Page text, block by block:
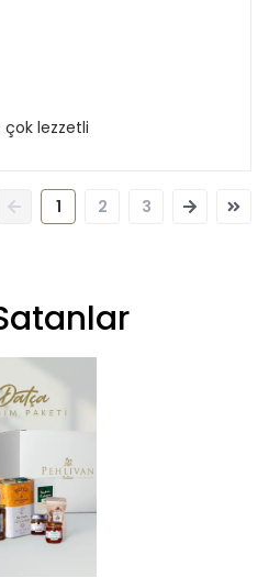
lezzetli
1 2 3